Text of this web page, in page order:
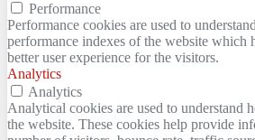
Performance
Performance cookies are used to
performance indexes of the website which
better user experience for the visitors.
Analytics
Analytics
Analytical cookies are used to understand
the website. These cookies help provide